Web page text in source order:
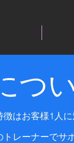
につ
はお客様1人に
レーナーでサ